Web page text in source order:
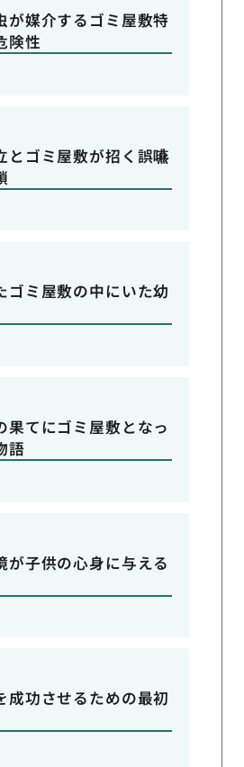
が媒介するゴミ屋敷特
険性
とゴミ屋敷が招く誤嚥
ゴミ屋敷の中にいた幼
果てにゴミ屋敷となっ
語
が子供の心身に与える
成功させるための最初